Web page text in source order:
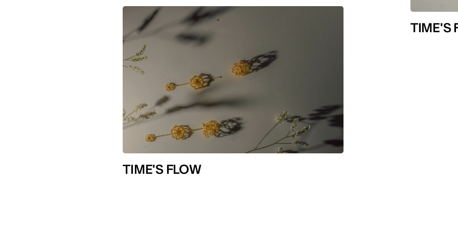
TIME'S
TIME'S FLOW